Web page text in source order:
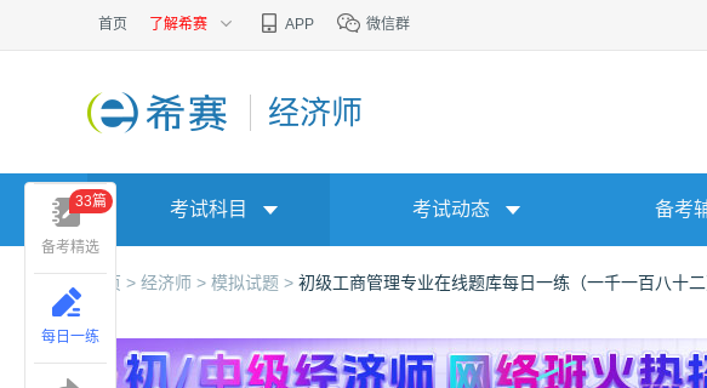
首页 了解希赛 APP 微信群
经济师
考试科目 考试动态 备考
首页 > 经济师 > 模拟试题 > 初级工商管理专业在线题库每日一练（一千一百八十二
备考精选
33篇
每日一练